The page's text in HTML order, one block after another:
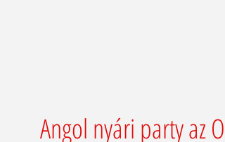
Angol nyári party az